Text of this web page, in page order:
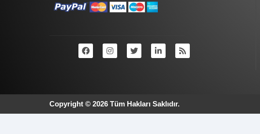
Copyright © 2026 Tüm Hakları Saklıdır.